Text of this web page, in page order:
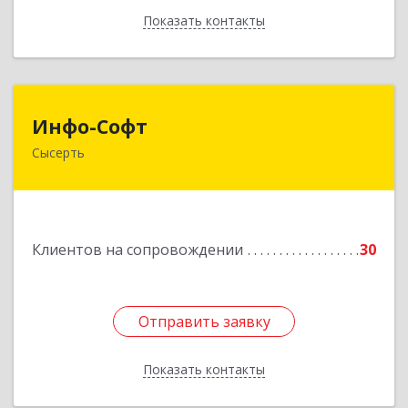
Показать контакты
Назад
Инфо-Софт
Сысерть
Клиентов на сопровождении 30
Отправить заявку
Показать контакты
624021, Свердловская обл, Сысерть г, Коммуны
Отправить заявку
Назад